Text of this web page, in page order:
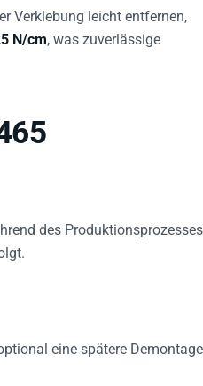
Verklebung leicht entfernen,
N/cm , was zuverlässige
des Produktionsprozesses
eine spätere Demontage